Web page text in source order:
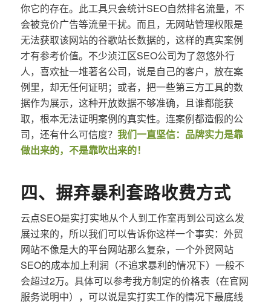
你它的存在。此工具只会统计SEO自然排名流量，不
会被竞价广告等流量干扰。而且，无网站管理权限是
无法获取该网站的谷歌站长数据的，这样的真实案例
才有参考价值。不少浈江区SEO公司为了忽悠外行
人，喜欢扯一堆著名公司，说是自己的客户，放在案
例里，却无任何证明；或者，把一些第三方工具的数
据作为展示，这种开放数据不够准确，且谁都能获
取，根本无法证明案例的真实性。连案例都造假的公
司，还有什么可信度？ 我们一直坚信：品牌实力是靠
做出来的，不是靠吹出来的！
四、摒弃暴利套路收费方式
云点SEO是实打实地从个人到工作室再到公司这么发
展过来的，所以我们可以告诉你这样一个事实：外贸
网站不像是大的平台网站那么复杂，一个外贸网站
SEO的成本加上利润（不追求暴利的情况下）一般不
会超过2万。具体可以参考我方制定的价格表（在官网
服务说明中），可以说是实打实工作的情况下最底线